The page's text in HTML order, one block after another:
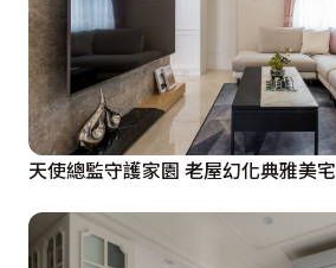
天使總監守護家園 老屋幻化典雅美宅